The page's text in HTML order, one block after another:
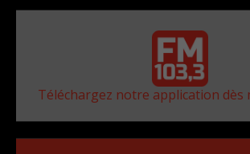
Téléchargez notre application dès